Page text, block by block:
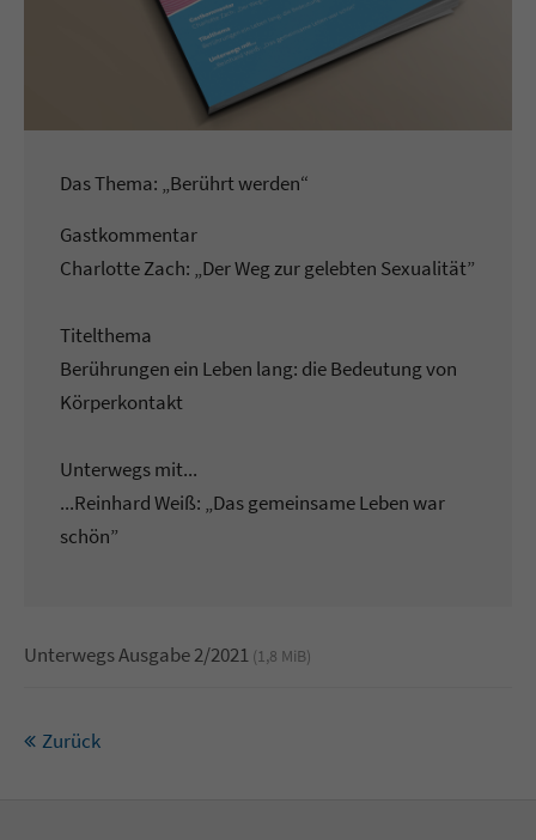
Das Thema: „Berührt werden“
Gastkommentar
Charlotte Zach: „Der Weg zur gelebten Sexualität”
Titelthema
Berührungen ein Leben lang: die Bedeutung von
Körperkontakt
Unterwegs mit...
...Reinhard Weiß: „Das gemeinsame Leben war
schön”
Unterwegs Ausgabe 2/2021 (1,8 MiB)
Zurück